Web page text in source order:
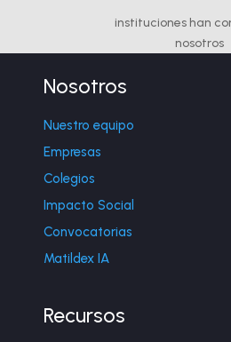
instituciones han
nosotros
Nosotros
Nuestro equipo
Empresas
Colegios
Impacto Social
Convocatorias
Matildex IA
Recursos